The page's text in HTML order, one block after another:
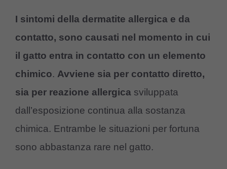
I sintomi della dermatite allergica e da
contatto, sono causati nel momento in cui
il gatto entra in contatto con un elemento
chimico. Avviene sia per contatto diretto,
sia per reazione allergica sviluppata
dall’esposizione continua alla sostanza
chimica. Entrambe le situazioni per fortuna
sono abbastanza rare nel gatto.